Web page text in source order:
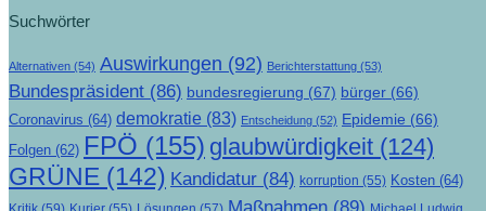
Suchwörter
Alternativen (54) Auswirkungen (92) Berichterstattung (53)
Bundespräsident (86) bundesregierung (67) bürger (66)
Coronavirus (64) demokratie (83) Entscheidung (52) Epidemie (66)
Folgen (62) FPÖ (155) glaubwürdigkeit (124)
GRÜNE (142) Kandidatur (84) korruption (55) Kosten (64)
Maßnahmen (89)